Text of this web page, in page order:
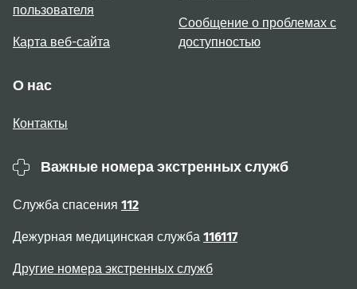
пользователя
Карта веб-сайта
Сообщение о проблемах с
доступностью
О нас
Контакты
Важные номера экстренных служб
Служба спасения 112
Дежурная медицинская служба 116117
Другие номера экстренных служб